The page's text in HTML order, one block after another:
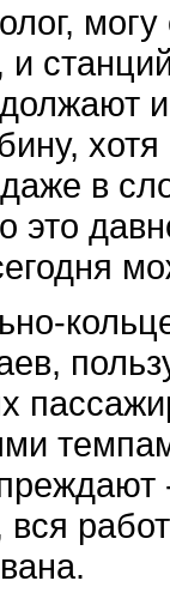
в
это